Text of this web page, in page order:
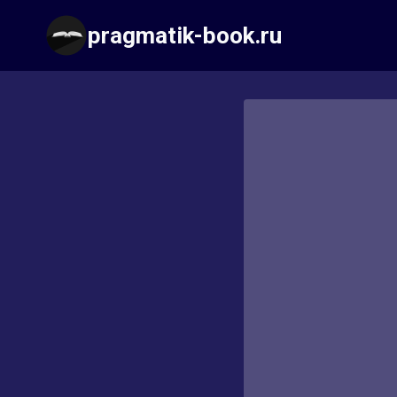
содержимому
pragmatik-book.ru